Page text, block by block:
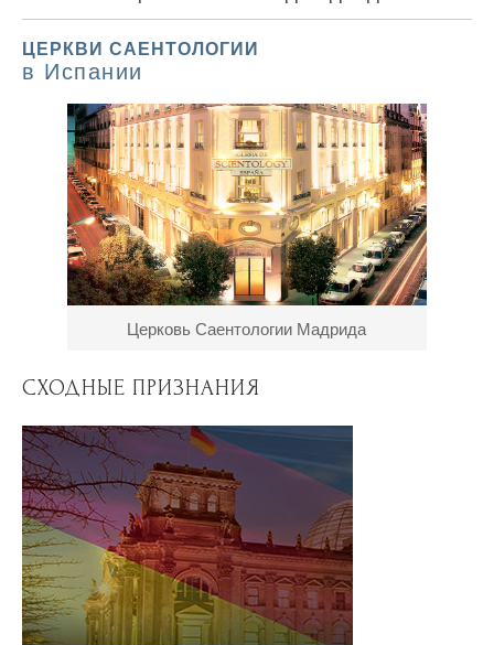
ЦЕРКВИ САЕНТОЛОГИИ
в Испании
Церковь Саентологии Мадрида
СХОДНЫЕ ПРИЗНАНИЯ